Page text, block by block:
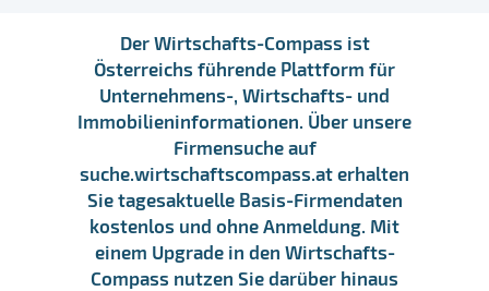
Der Wirtschafts-Compass ist
Österreichs führende Plattform für
Unternehmens-, Wirtschafts- und
Immobilieninformationen. Über unsere
Firmensuche auf
suche.wirtschaftscompass.at erhalten
Sie tagesaktuelle Basis-Firmendaten
kostenlos und ohne Anmeldung. Mit
einem Upgrade in den Wirtschafts-
Compass nutzen Sie darüber hinaus